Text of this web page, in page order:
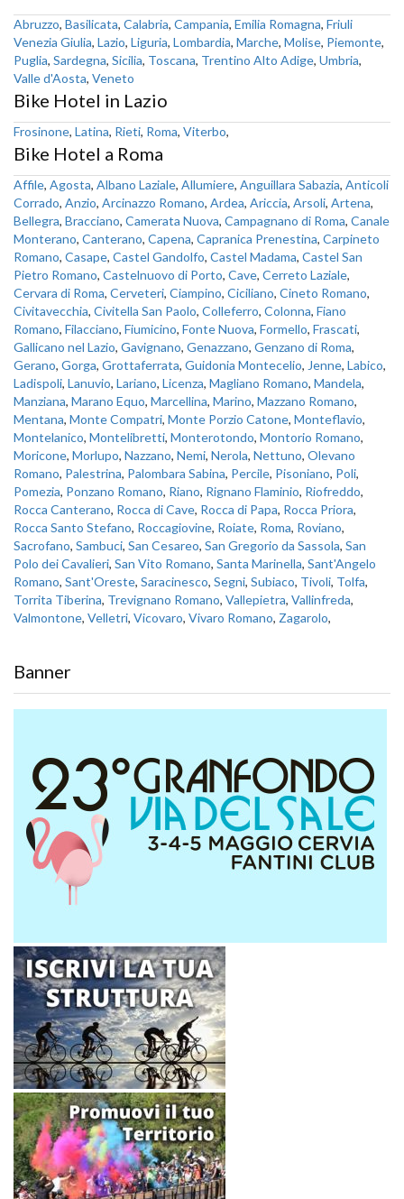
Abruzzo, Basilicata, Calabria, Campania, Emilia Romagna, Friuli
Venezia Giulia, Lazio, Liguria, Lombardia, Marche, Molise, Piemonte,
Puglia, Sardegna, Sicilia, Toscana, Trentino Alto Adige, Umbria,
Valle d'Aosta, Veneto
Bike Hotel in Lazio
Frosinone, Latina, Rieti, Roma, Viterbo,
Bike Hotel a Roma
Affile, Agosta, Albano Laziale, Allumiere, Anguillara Sabazia, Anticoli
Corrado, Anzio, Arcinazzo Romano, Ardea, Ariccia, Arsoli, Artena,
Bellegra, Bracciano, Camerata Nuova, Campagnano di Roma, Canale
Monterano, Canterano, Capena, Capranica Prenestina, Carpineto
Romano, Casape, Castel Gandolfo, Castel Madama, Castel San
Pietro Romano, Castelnuovo di Porto, Cave, Cerreto Laziale,
Cervara di Roma, Cerveteri, Ciampino, Ciciliano, Cineto Romano,
Civitavecchia, Civitella San Paolo, Colleferro, Colonna, Fiano
Romano, Filacciano, Fiumicino, Fonte Nuova, Formello, Frascati,
Gallicano nel Lazio, Gavignano, Genazzano, Genzano di Roma,
Gerano, Gorga, Grottaferrata, Guidonia Montecelio, Jenne, Labico,
Ladispoli, Lanuvio, Lariano, Licenza, Magliano Romano, Mandela,
Manziana, Marano Equo, Marcellina, Marino, Mazzano Romano,
Mentana, Monte Compatri, Monte Porzio Catone, Monteflavio,
Montelanico, Montelibretti, Monterotondo, Montorio Romano,
Moricone, Morlupo, Nazzano, Nemi, Nerola, Nettuno, Olevano
Romano, Palestrina, Palombara Sabina, Percile, Pisoniano, Poli,
Pomezia, Ponzano Romano, Riano, Rignano Flaminio, Riofreddo,
Rocca Canterano, Rocca di Cave, Rocca di Papa, Rocca Priora,
Rocca Santo Stefano, Roccagiovine, Roiate, Roma, Roviano,
Sacrofano, Sambuci, San Cesareo, San Gregorio da Sassola, San
Polo dei Cavalieri, San Vito Romano, Santa Marinella, Sant'Angelo
Romano, Sant'Oreste, Saracinesco, Segni, Subiaco, Tivoli, Tolfa,
Torrita Tiberina, Trevignano Romano, Vallepietra, Vallinfreda,
Valmontone, Velletri, Vicovaro, Vivaro Romano, Zagarolo,
Banner